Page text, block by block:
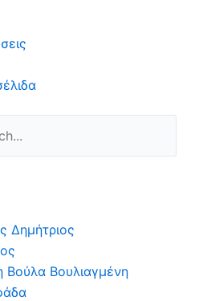
Δημήτριος
Βούλα Βουλιαγμένη